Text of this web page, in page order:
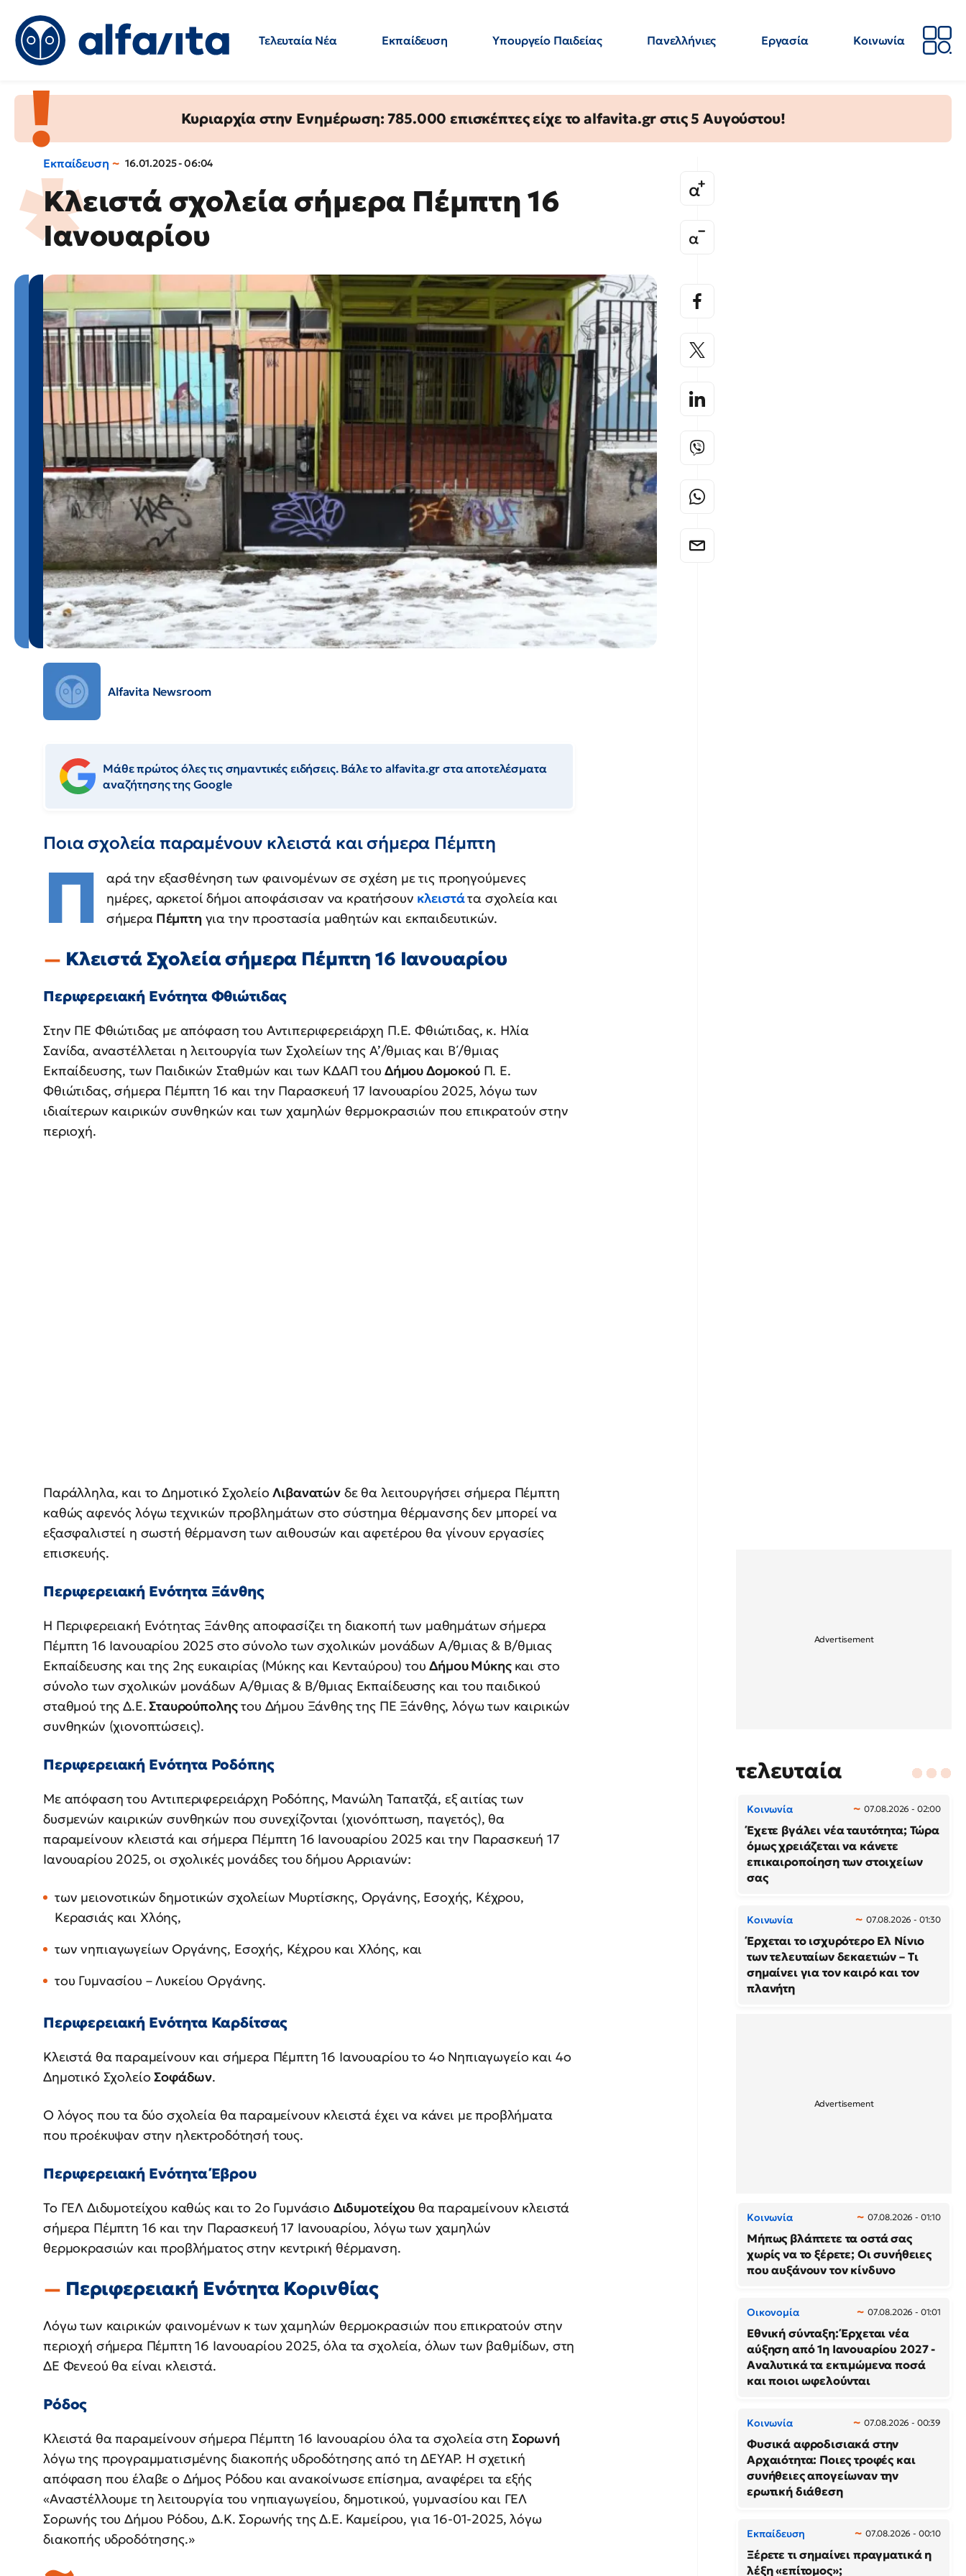
Τελευταία Νέα Εκπαίδευση Υπουργείο Παιδείας Πανελλήνιες Εργασία
Κοινωνία
Κυριαρχία στην Ενημέρωση: 785.000 επισκέπτες είχε το alfavita.gr στις 5 Αυγούστου!
Εκπαίδευση 16.01.2025 - 06:04
Κλειστά σχολεία σήμερα Πέμπτη 16
Ιανουαρίου
Alfavita Newsroom
Μάθε πρώτος όλες τις σημαντικές ειδήσεις. Βάλε το alfavita.gr στα αποτελέσματα
αναζήτησης της Google
Ποια σχολεία παραμένουν κλειστά και σήμερα Πέμπτη
Π
αρά την εξασθένηση των φαινομένων σε σχέση με τις προηγούμενες
ημέρες, αρκετοί δήμοι αποφάσισαν να κρατήσουν κλειστάτα σχολεία και
σήμεραΠέμπτη για την προστασία μαθητών και εκπαιδευτικών.
Κλειστά Σχολεία σήμερα Πέμπτη 16 Ιανουαρίου
Περιφερειακή Ενότητα Φθιώτιδας
Στην ΠΕ Φθιώτιδας με απόφαση του Αντιπεριφερειάρχη Π.Ε. Φθιώτιδας, κ. Ηλία
Σανίδα, αναστέλλεται η λειτουργία των Σχολείων της Α’/θμιας και Β΄/θμιας
Εκπαίδευσης, των Παιδικών Σταθμών και των ΚΔΑΠ του Δήμου ΔομοκούΠ. Ε.
Φθιώτιδας, σήμερα Πέμπτη 16 και την Παρασκευή 17 Ιανουαρίου 2025, λόγω των
ιδιαίτερων καιρικών συνθηκών και των χαμηλών θερμοκρασιών που επικρατούν στην
περιοχή.
Παράλληλα, και το Δημοτικό ΣχολείοΛιβανατώνδε θα λειτουργήσει σήμερα Πέμπτη
καθώς αφενός λόγω τεχνικών προβλημάτων στο σύστημα θέρμανσης δεν μπορεί να
εξασφαλιστεί η σωστή θέρμανση των αιθουσών και αφετέρου θα γίνουν εργασίες
επισκευής.
Περιφερειακή Ενότητα Ξάνθης
Η Περιφερειακή Ενότητας Ξάνθης αποφασίζει τη διακοπή των μαθημάτων σήμερα
Πέμπτη 16 Ιανουαρίου 2025 στο σύνολο των σχολικών μονάδων Α/θμιας & Β/θμιας
Εκπαίδευσης και της 2ης ευκαιρίας (Μύκης και Κενταύρου) τουΔήμου Μύκης και στο
σύνολο των σχολικών μονάδων Α/θμιας & Β/θμιας Εκπαίδευσης και του παιδικού
σταθμού της Δ.Ε.Σταυρούποληςτου Δήμου Ξάνθης της ΠΕ Ξάνθης, λόγω των καιρικών
συνθηκών (χιονοπτώσεις).
Περιφερειακή Ενότητα Ροδόπης
Με απόφαση του Αντιπεριφερειάρχη Ροδόπης, Μανώλη Ταπατζά, εξ αιτίας των
δυσμενών καιρικών συνθηκών που συνεχίζονται (χιονόπτωση, παγετός), θα
παραμείνουν κλειστά και σήμερα Πέμπτη 16 Ιανουαρίου 2025 και την Παρασκευή 17
Ιανουαρίου 2025, οι σχολικές μονάδες του δήμου Αρριανών:
των μειονοτικών δημοτικών σχολείων Μυρτίσκης, Οργάνης, Εσοχής, Κέχρου,
Κερασιάς και Χλόης,
των νηπιαγωγείων Οργάνης, Εσοχής, Κέχρου και Χλόης, και
του Γυμνασίου – Λυκείου Οργάνης.
Περιφερειακή Ενότητα Καρδίτσας
Κλειστά θα παραμείνουν και σήμερα Πέμπτη 16 Ιανουαρίου το 4ο Νηπιαγωγείο και 4ο
Δημοτικό ΣχολείοΣοφάδων.
Ο λόγος που τα δύο σχολεία θα παραμείνουν κλειστά έχει να κάνει με προβλήματα
που προέκυψαν στην ηλεκτροδότησή τους.
Περιφερειακή Ενότητα Έβρου
Το ΓΕΛ Διδυμοτείχου καθώς και το 2ο Γυμνάσιο Διδυμοτείχουθα παραμείνουν κλειστά
σήμερα Πέμπτη 16 και την Παρασκευή 17 Ιανουαρίου, λόγω των χαμηλών
θερμοκρασιών και προβλήματος στην κεντρική θέρμανση.
Περιφερειακή Ενότητα Κορινθίας
Λόγω των καιρικών φαινομένων κ των χαμηλών θερμοκρασιών που επικρατούν στην
περιοχή σήμερα Πέμπτη 16 Ιανουαρίου 2025, όλα τα σχολεία, όλων των βαθμίδων, στη
ΔΕ Φενεού θα είναι κλειστά.
Ρόδος
Κλειστά θα παραμείνουν σήμερα Πέμπτη 16 Ιανουαρίου όλα τα σχολεία στη Σορωνή
λόγω της προγραμματισμένης διακοπής υδροδότησης από τη ΔΕΥΑΡ. Η σχετική
απόφαση που έλαβε ο Δήμος Ρόδου και ανακοίνωσε επίσημα, αναφέρει τα εξής
«Αναστέλλουμε τη λειτουργία του νηπιαγωγείου, δημοτικού, γυμνασίου και ΓΕΛ
Σορωνής του Δήμου Ρόδου, Δ.Κ. Σορωνής της Δ.Ε. Καμείρου, για 16-01-2025, λόγω
διακοπής υδροδότησης.»
τελευταία
Κοινωνία 07.08.2026 - 02:00
Έχετε βγάλει νέα ταυτότητα; Τώρα
όμως χρειάζεται να κάνετε
επικαιροποίηση των στοιχείων
σας
Κοινωνία 07.08.2026 - 01:30
Έρχεται το ισχυρότερο Ελ Νίνιο
των τελευταίων δεκαετιών – Τι
σημαίνει για τον καιρό και τον
πλανήτη
Κοινωνία 07.08.2026 - 01:10
Μήπως βλάπτετε τα οστά σας
χωρίς να το ξέρετε; Οι συνήθειες
που αυξάνουν τον κίνδυνο
Οικονομία 07.08.2026 - 01:01
Εθνική σύνταξη: Έρχεται νέα
αύξηση από 1η Ιανουαρίου 2027 -
Αναλυτικά τα εκτιμώμενα ποσά
και ποιοι ωφελούνται
Κοινωνία 07.08.2026 - 00:39
Φυσικά αφροδισιακά στην
Αρχαιότητα: Ποιες τροφές και
συνήθειες απογείωναν την
ερωτική διάθεση
Εκπαίδευση 07.08.2026 - 00:10
Ξέρετε τι σημαίνει πραγματικά η
λέξη «επίτομος»;